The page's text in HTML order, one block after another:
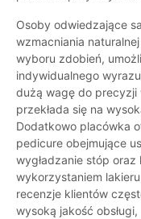
Osoby odwiedzające
wzmacniania
wyboru zdobień,
indywidualnego
dużą wagę do precyzji
przekłada się na
Dodatkowo placówka
pedicure obejmujące
wygładzanie stóp
wykorzystaniem
recenzje klientów
wysoką jakość